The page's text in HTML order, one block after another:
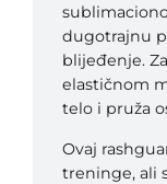
č
n
a
dugotrajnu
blijeđenje.
elastičnom
telo i pruža
Ovaj
treninge, ali